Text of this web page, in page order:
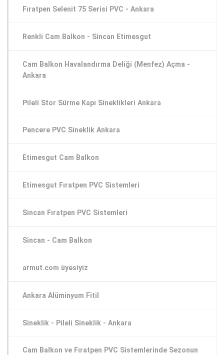
Fıratpen Selenit 75 Serisi PVC - Ankara
Renkli Cam Balkon - Sincan Etimesgut
Cam Balkon Havalandırma Deliği (Menfez) Açma -
Ankara
Pileli Stor Sürme Kapı Sineklikleri Ankara
Pencere PVC Sineklik Ankara
Etimesgut Cam Balkon
Etimesgut Fıratpen PVC Sistemleri
Sincan Fıratpen PVC Sistemleri
Sincan - Cam Balkon
armut.com üyesiyiz
Ankara Alüminyum Fitil
Sineklik - Pileli Sineklik - Ankara
Cam Balkon ve Fıratpen PVC Sistemlerinde Sezonun